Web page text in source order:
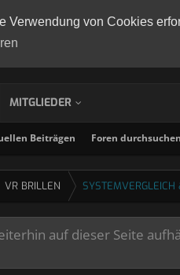
von Cookies
Beiträgen Foren durchsuchen
MITGLIEDER
VR BRILLEN SYSTEMVERGLEICH
auf dieser Seite